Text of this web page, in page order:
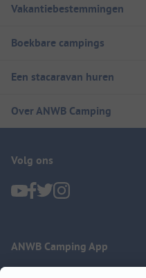
Vakantiebestemmingen
Boekbare campings
Een stacaravan huren
Over ANWB Camping
Volg ons
ANWB Camping App